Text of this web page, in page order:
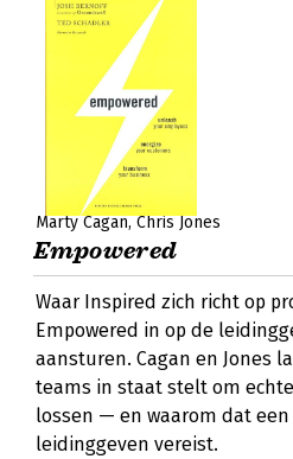
Marty Cagan Chris Jones
Empowered
Waar Inspired zich richt op
Empowered in op de
aansturen. Cagan en Jones
teams in staat stelt om
lossen — en waarom dat
leidinggeven vereist.